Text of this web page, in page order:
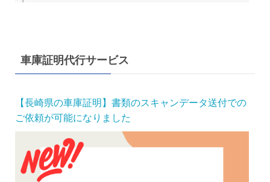
車庫証明代行サービス
【長崎県の車庫証明】書類のスキャンデータ送付での
ご依頼が可能になりました